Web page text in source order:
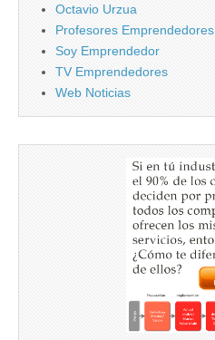
Octavio Urzua
Profesores Emprendedores
Soy Emprendedor
TV Emprendedores
Web Noticias